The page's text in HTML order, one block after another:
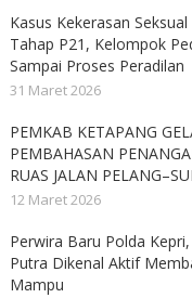
Kasus Kekerasan
Tahap P21, Kelompok
Sampai Proses Peradilan
31 Maret 2026
PEMKAB KETAPANG
PEMBAHASAN
RUAS JALAN
12 Maret 2026
Perwira Baru Polda
Putra Dikenal Aktif
Mampu